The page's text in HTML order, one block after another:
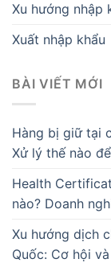
Xu hướng nhập
Xuất nhập khẩu
BÀI VIẾT MỚI
Hàng bị giữ tại
Xử lý thế nào
Health
nào? Doanh
Xu hướng dịch
Quốc: Cơ hội